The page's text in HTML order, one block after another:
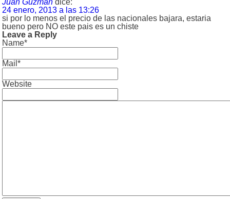
24 enero, 2013 a las 13:26
si por lo menos el precio de las nacionales bajara, estaria
bueno pero NO este pais es un chiste
Leave a Reply
Name*
Mail*
Website